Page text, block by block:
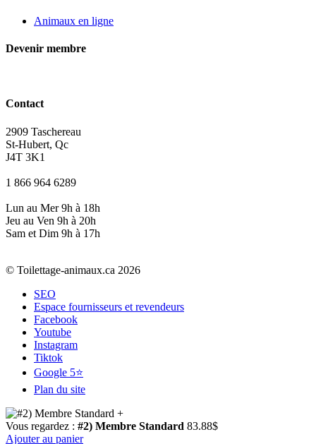
Animaux en ligne
Devenir membre
Contact
2909 Taschereau
St-Hubert, Qc
J4T 3K1
1 866 964 6289
Lun au Mer 9h à 18h
Jeu au Ven 9h à 20h
Sam et Dim 9h à 17h
© Toilettage-animaux.ca 2026
SEO
Espace fournisseurs et revendeurs
Facebook
Youtube
Instagram
Tiktok
Google 5⭐
Plan du site
Vous regardez : #2) Membre Standard 83.88$
Ajouter au panier